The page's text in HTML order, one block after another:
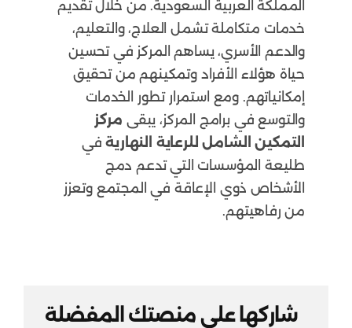
المملكة العربية السعودية. من خلال تقديم
خدمات متكاملة تشمل العلاج، والتعليم،
والدعم الأسري، يساهم المركز في تحسين
حياة هؤلاء الأفراد وتمكينهم من تحقيق
إمكانياتهم. ومع استمرار تطور الخدمات
والتوسع في برامج المركز، يبقى مركز
التمكين الشامل للرعاية النهاريةفي
طليعة المؤسسات التي تدعم دمج
الأشخاص ذوي الإعاقة في المجتمع وتعزز
من رفاهيتهم.
شاركها علي منصتك المفضلة